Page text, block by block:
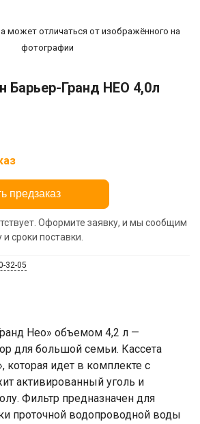
может отличаться от изображённого на
фотографии
Барьер-Гранд НЕО 4,0л
предзаказ
Оформите заявку, и мы сообщим
сроки поставки.
32-05
Нео» объемом 4,2 л —
для большой семьи. Кассета
которая идет в комплекте с
активированный уголь и
Фильтр предназначен для
проточной водопроводной воды